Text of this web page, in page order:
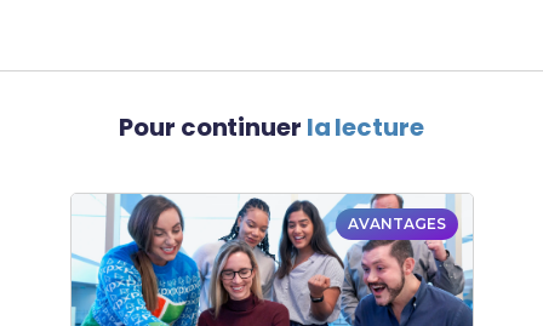
Pour continuer la lecture
AVANTAGES